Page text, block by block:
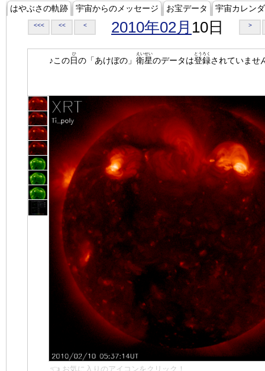
はやぶさの軌跡 宇宙からのメッセージ お宝データ 宇宙カレン
<<< << < 2010年02月 10日 >
♪この日
ひ
の「あけぼの」 衛星
えいせい
のデータは登録
とうろく
されていませ
👈 お気に入りのアイコンをクリック！